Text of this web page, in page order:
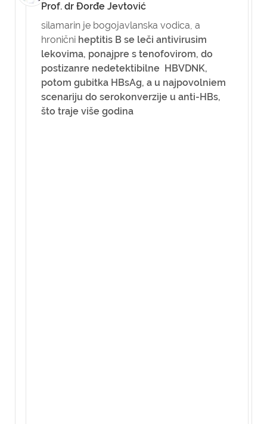
Prof. dr Đorđe Jevtović
silamarin je bogojavlanska vodica, a
hronični heptitis B se leči antivirusim
lekovima, ponajpre s tenofovirom, do
postizanre nedetektibilne HBVDNK,
potom gubitka HBsAg, a u najpovolniem
scenariju do serokonverzije u anti-HBs,
što traje više godina